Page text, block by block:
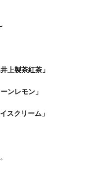
上製茶紅茶」
ンレモン」
スクリーム」